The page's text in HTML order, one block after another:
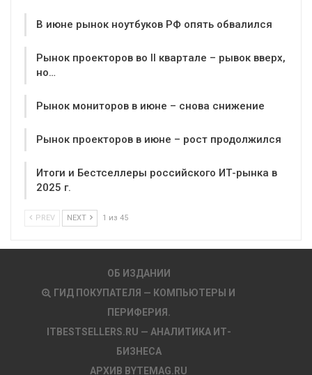
В июне рынок ноутбуков РФ опять обвалился
Рынок проекторов во II квартале – рывок вверх,
но…
Рынок мониторов в июне – снова снижение
Рынок проекторов в июне – рост продолжился
Итоги и Бестселлеры российского ИТ-рынка в
2025 г.
PREV NEXT 1 из 45
ОБ ИЗДАНИИ
ГИД ПОКУПАТЕЛЯ — КОМПЬЮТЕРЫ И
ПЕРИФЕРИЯ.
ITBESTSELLERS.RU — АНАЛИТИКА ИТ-
БИЗНЕСА
АРХИВ BYTEMAG.RU